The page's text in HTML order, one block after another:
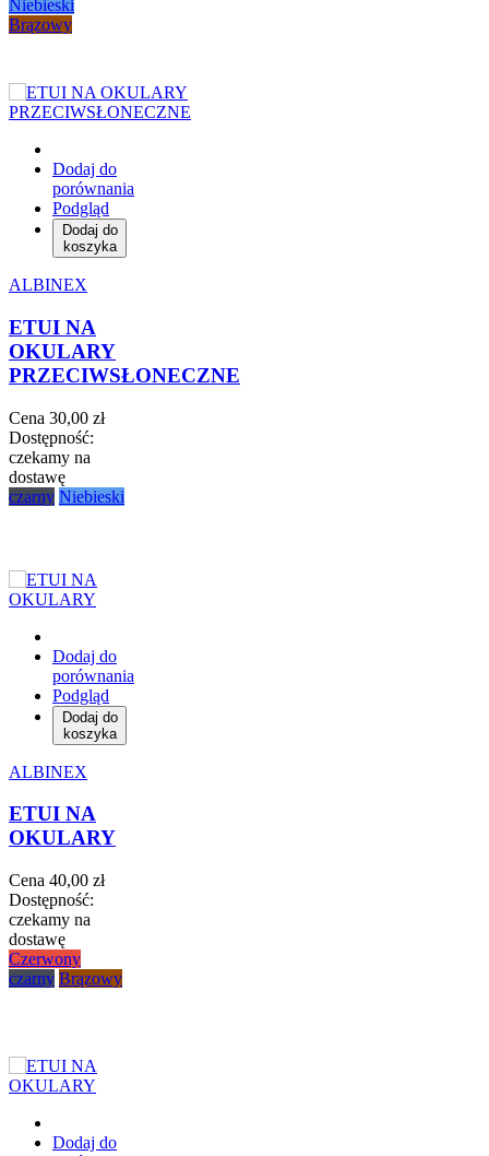
Niebieski
Brązowy
Dodaj do
porównania
Podgląd
Dodaj do
koszyka
ALBINEX
ETUI NA
OKULARY
PRZECIWSŁONECZNE
Cena 30,00 zł
Dostępność:
czekamy na
dostawę
czarny Niebieski
Dodaj do
porównania
Podgląd
Dodaj do
koszyka
ALBINEX
ETUI NA
OKULARY
Cena 40,00 zł
Dostępność:
czekamy na
dostawę
Czerwony
czarny Brązowy
Dodaj do